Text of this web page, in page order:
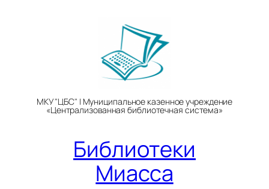
МКУ "ЦБС" | Муниципальное казенное учреждение
«Централизованная библиотечная система»
Библиотеки
Миасса